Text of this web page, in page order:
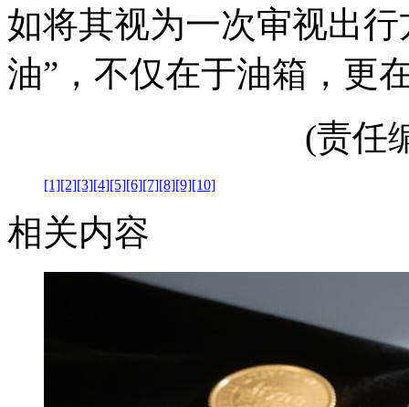
如将其视为一次审视出
油”，不仅在于油箱，更
(责任
[1][2][3][4][5][6][7][8][9][10]
相关内容